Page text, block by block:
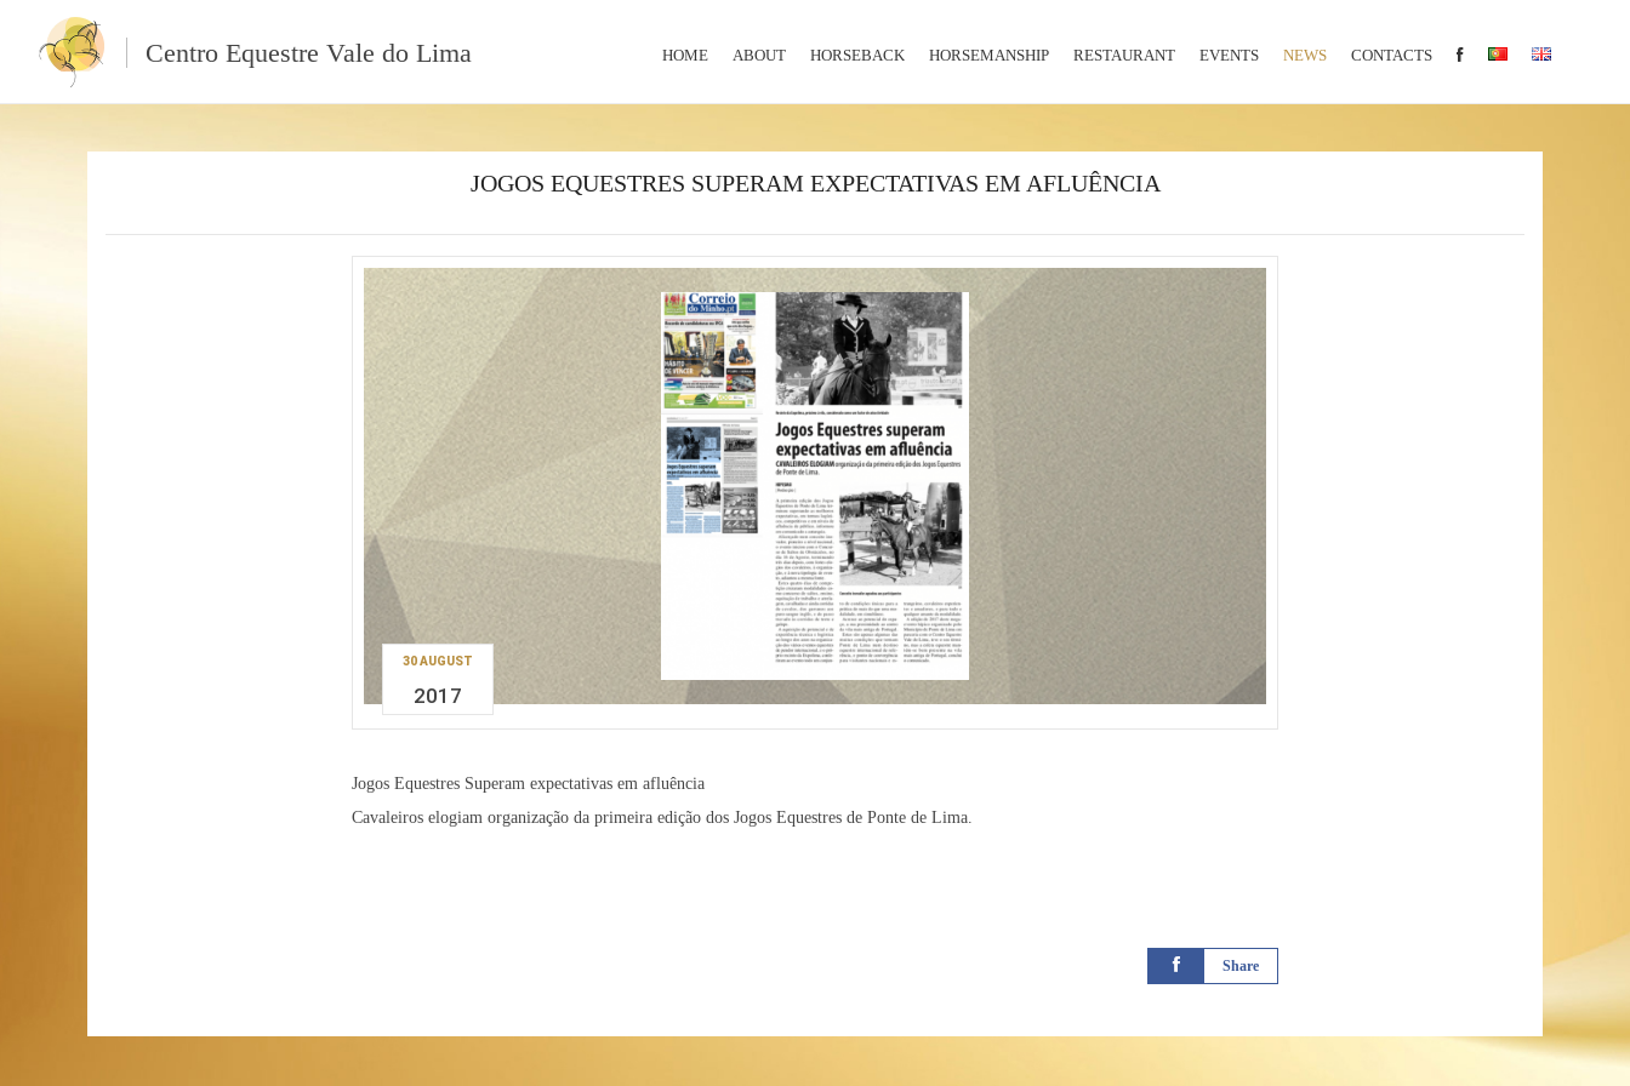
Centro Equestre Vale do Lima HOME ABOUT HORSEBACK HORSEMANSHIP RESTAURANT EVENTS NEWS CONTACTS
JOGOS EQUESTRES SUPERAM EXPECTATIVAS EM AFLUÊNCIA
30 AUGUST
2017
Jogos Equestres Superam expectativas em afluência
Cavaleiros elogiam organização da primeira edição dos Jogos Equestres de Ponte de Lima.
Share